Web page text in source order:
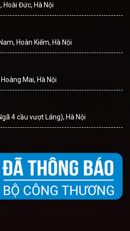
Hoài Đức, Hà Nội
Hoàn Kiếm, Hà Nội
Mai, Hà Nội
4 cầu vượt Láng), Hà Nội